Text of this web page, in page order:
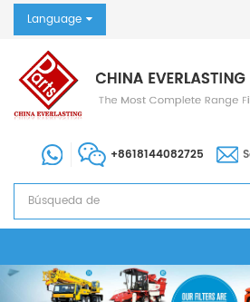
Language
+8618144082725